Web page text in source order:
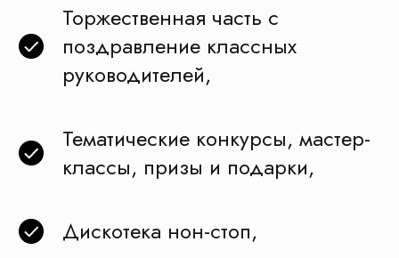
Торжественная часть с
поздравление классных
руководителей,
Тематические конкурсы, мастер-
классы, призы и подарки,
Дискотека нон-стоп,